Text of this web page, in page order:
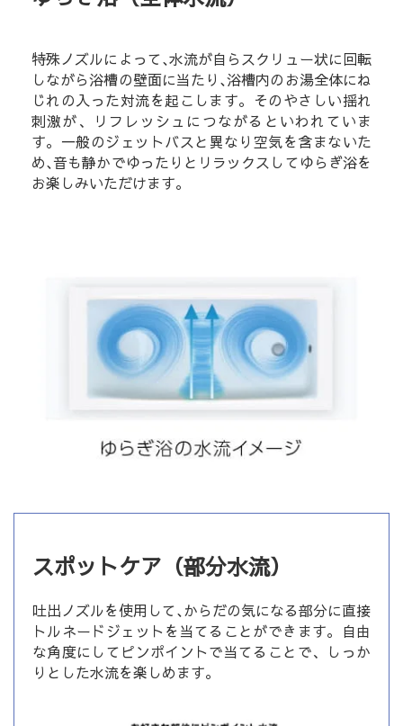
特殊ノズルによって､水流が自らスクリュー状に回転
しながら浴槽の壁面に当たり､浴槽内のお湯全体にね
じれの入った対流を起こします。そのやさしい揺れ
刺激が、リフレッシュにつながるといわれていま
す。一般のジェットバスと異なり空気を含まないた
め､音も静かでゆったりとリラックスしてゆらぎ浴を
お楽しみいただけます｡
スポットケア（部分水流）
吐出ノズルを使用して､からだの気になる部分に直接
トルネードジェットを当てることができます。自由
な角度にしてピンポイントで当てることで、しっか
りとした水流を楽しめます｡